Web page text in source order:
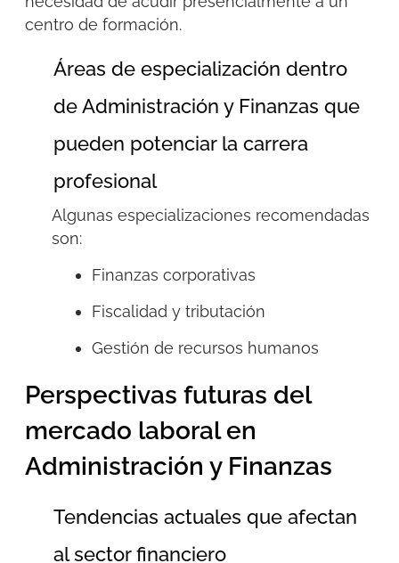
centro de formación.
Áreas de especialización dentro
de Administración y Finanzas que
pueden potenciar la carrera
profesional
Algunas especializaciones recomendadas
son:
Finanzas corporativas
Fiscalidad y tributación
Gestión de recursos humanos
Perspectivas futuras del
mercado laboral en
Administración y Finanzas
Tendencias actuales que afectan
al sector financiero